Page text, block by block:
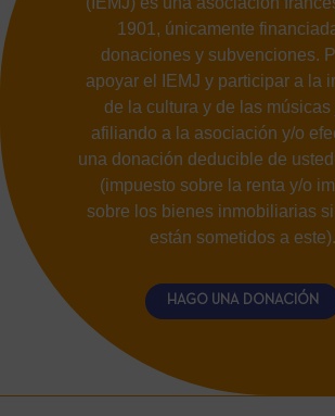
1901, únicamente
donaciones y subvenciones.
apoyar el IEMJ y participar a la
de la cultura y de las
afiliando a la asociación y/o
una donación deducible de
(impuesto sobre la renta y/o
sobre los bienes inmobiliarias
están sometidos a este).
HAGO UNA DONACIÓN